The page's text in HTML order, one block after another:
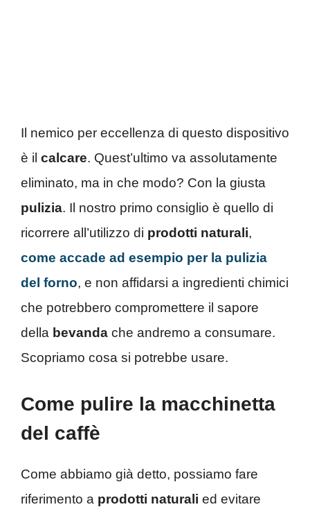
Il nemico per eccellenza di questo dispositivo
è il calcare. Quest’ultimo va assolutamente
eliminato, ma in che modo? Con la giusta
pulizia. Il nostro primo consiglio è quello di
ricorrere all’utilizzo di prodotti naturali,
come accade ad esempio per la pulizia
del forno, e non affidarsi a ingredienti chimici
che potrebbero compromettere il sapore
della bevanda che andremo a consumare.
Scopriamo cosa si potrebbe usare.
Come pulire la macchinetta
del caffè
Come abbiamo già detto, possiamo fare
riferimento a prodotti naturali ed evitare